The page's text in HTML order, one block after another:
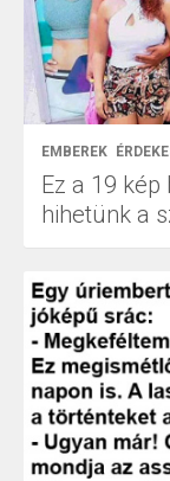
EMBEREK
Ez a 19
hihetünk a